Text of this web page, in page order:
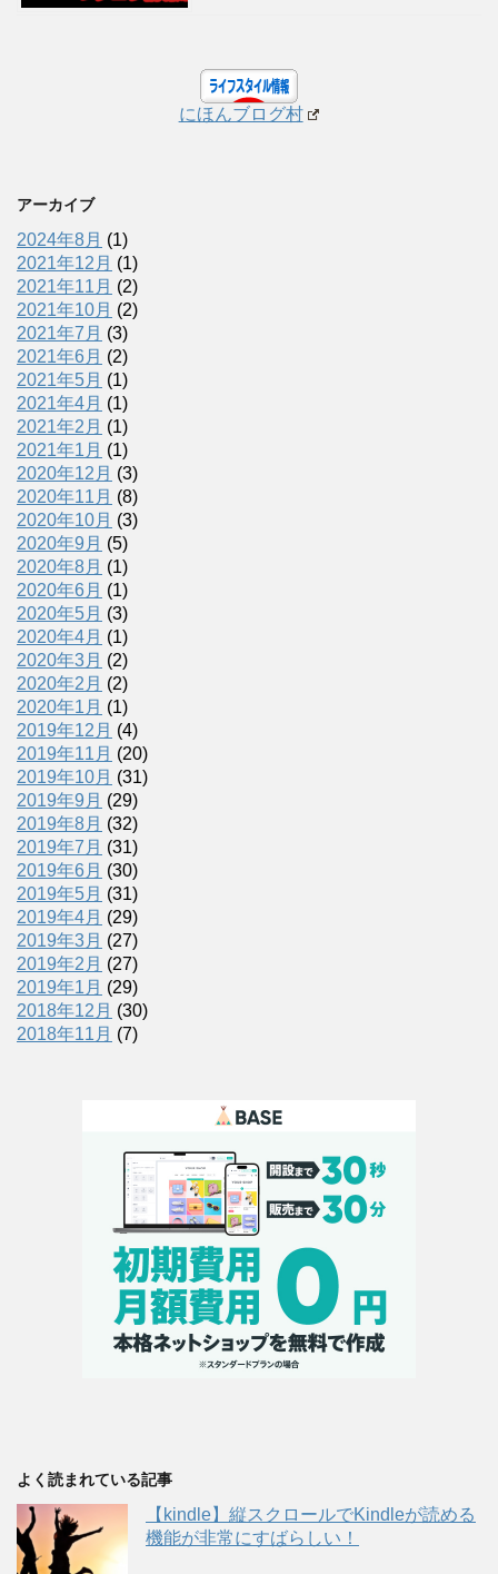
にほんブログ村
アーカイブ
2024年8月 (1)
2021年12月 (1)
2021年11月 (2)
2021年10月 (2)
2021年7月 (3)
2021年6月 (2)
2021年5月 (1)
2021年4月 (1)
2021年2月 (1)
2021年1月 (1)
2020年12月 (3)
2020年11月 (8)
2020年10月 (3)
2020年9月 (5)
2020年8月 (1)
2020年6月 (1)
2020年5月 (3)
2020年4月 (1)
2020年3月 (2)
2020年2月 (2)
2020年1月 (1)
2019年12月 (4)
2019年11月 (20)
2019年10月 (31)
2019年9月 (29)
2019年8月 (32)
2019年7月 (31)
2019年6月 (30)
2019年5月 (31)
2019年4月 (29)
2019年3月 (27)
2019年2月 (27)
2019年1月 (29)
2018年12月 (30)
2018年11月 (7)
よく読まれている記事
【kindle】縦スクロールでKindleが読める
機能が非常にすばらしい！